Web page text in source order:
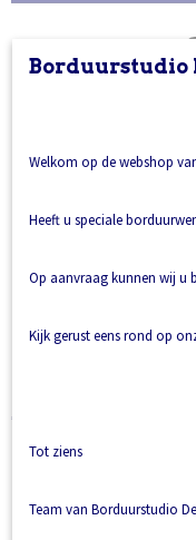
€ 0,00
Borduurstudio
Welkom op de webshop
Heeft u speciale
Op aanvraag kunnen wij u
Kijk gerust eens rond op
Tot ziens
Team van Borduurstudio